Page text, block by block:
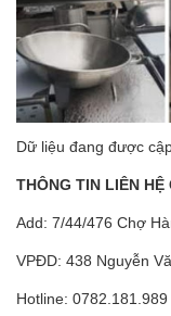
Dữ liệu đang được
THÔNG TIN LIÊN HỆ
Add: 7/44/476 Chợ
VPĐD: 438 Nguyễn
Hotline: